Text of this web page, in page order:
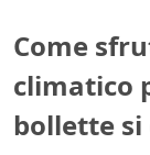
Come
climatico
bollette si